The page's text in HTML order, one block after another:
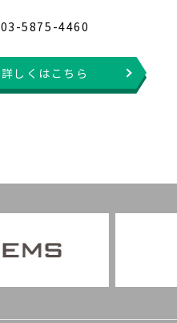
03-5875-4460
詳しくはこちら